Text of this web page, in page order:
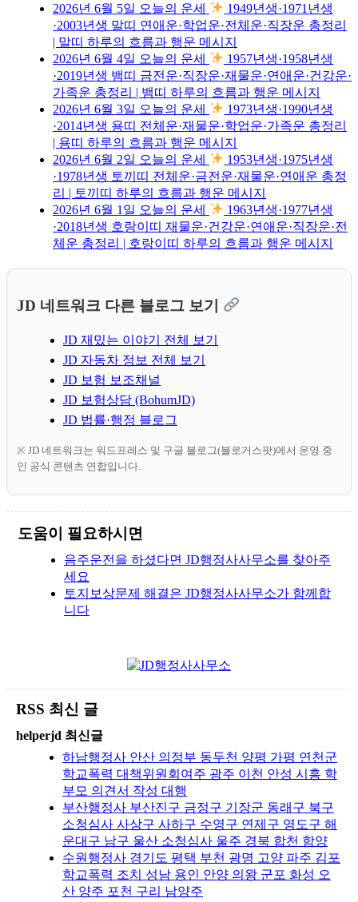
2026년 6월 5일 오늘의 운세
1949년생·1971년생
·2003년생 말띠 연애운·학업운·전체운·직장운 총정리
| 말띠 하루의 흐름과 행운 메시지
2026년 6월 4일 오늘의 운세
1957년생·1958년생
·2019년생 뱀띠 금전운·직장운·재물운·연애운·건강운·
가족운 총정리 | 뱀띠 하루의 흐름과 행운 메시지
2026년 6월 3일 오늘의 운세
1973년생·1990년생
·2014년생 용띠 전체운·재물운·학업운·가족운 총정리
| 용띠 하루의 흐름과 행운 메시지
2026년 6월 2일 오늘의 운세
1953년생·1975년생
·1978년생 토끼띠 전체운·금전운·재물운·연애운 총정
리 | 토끼띠 하루의 흐름과 행운 메시지
2026년 6월 1일 오늘의 운세
1963년생·1977년생
·2018년생 호랑이띠 재물운·건강운·연애운·직장운·전
체운 총정리 | 호랑이띠 하루의 흐름과 행운 메시지
JD 네트워크 다른 블로그 보기
JD 재밌는 이야기 전체 보기
JD 자동차 정보 전체 보기
JD 보험 보조채널
JD 보험상담 (BohumJD)
JD 법률·행정 블로그
※ JD 네트워크는 워드프레스 및 구글 블로그(블로거스팟)에서 운영 중
인 공식 콘텐츠 연합입니다.
도움이 필요하시면
음주운전을 하셨다면 JD행정사사무소를 찾아주
세요
토지보상문제 해결은 JD행정사사무소가 함께합
니다
RSS 최신 글
helperjd 최신글
하남행정사 안산 의정부 동두천 양평 가평 연천군
학교폭력 대책위원회여주 광주 이천 안성 시흥 학
부모 의견서 작성 대행
부산행정사 부산진구 금정구 기장군 동래구 북구
소청심사 사상구 사하구 수영구 연제구 영도구 해
운대구 남구 울산 소청심사 울주 경북 합천 함양
수원행정사 경기도 평택 부천 광명 고양 파주 김포
학교폭력 조치 성남 용인 안양 의왕 군포 화성 오
산 양주 포천 구리 남양주